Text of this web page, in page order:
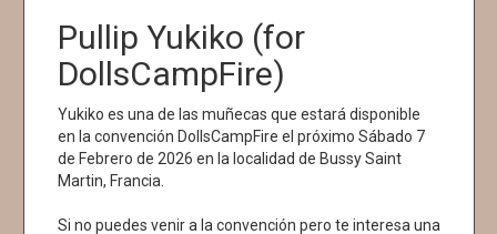
Pullip Yukiko (for
DollsCampFire)
Yukiko es una de las muñecas que estará disponible
en la convención DollsCampFire el próximo Sábado 7
de Febrero de 2026 en la localidad de Bussy Saint
Martin, Francia.
Si no puedes venir a la convención pero te interesa una